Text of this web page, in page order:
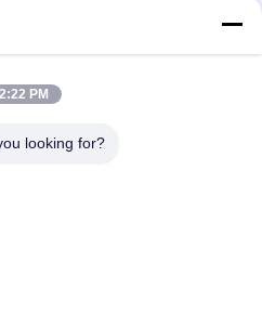
glacée brillante avec finition
0,05% d'absorption d'eau
PM
looking for?